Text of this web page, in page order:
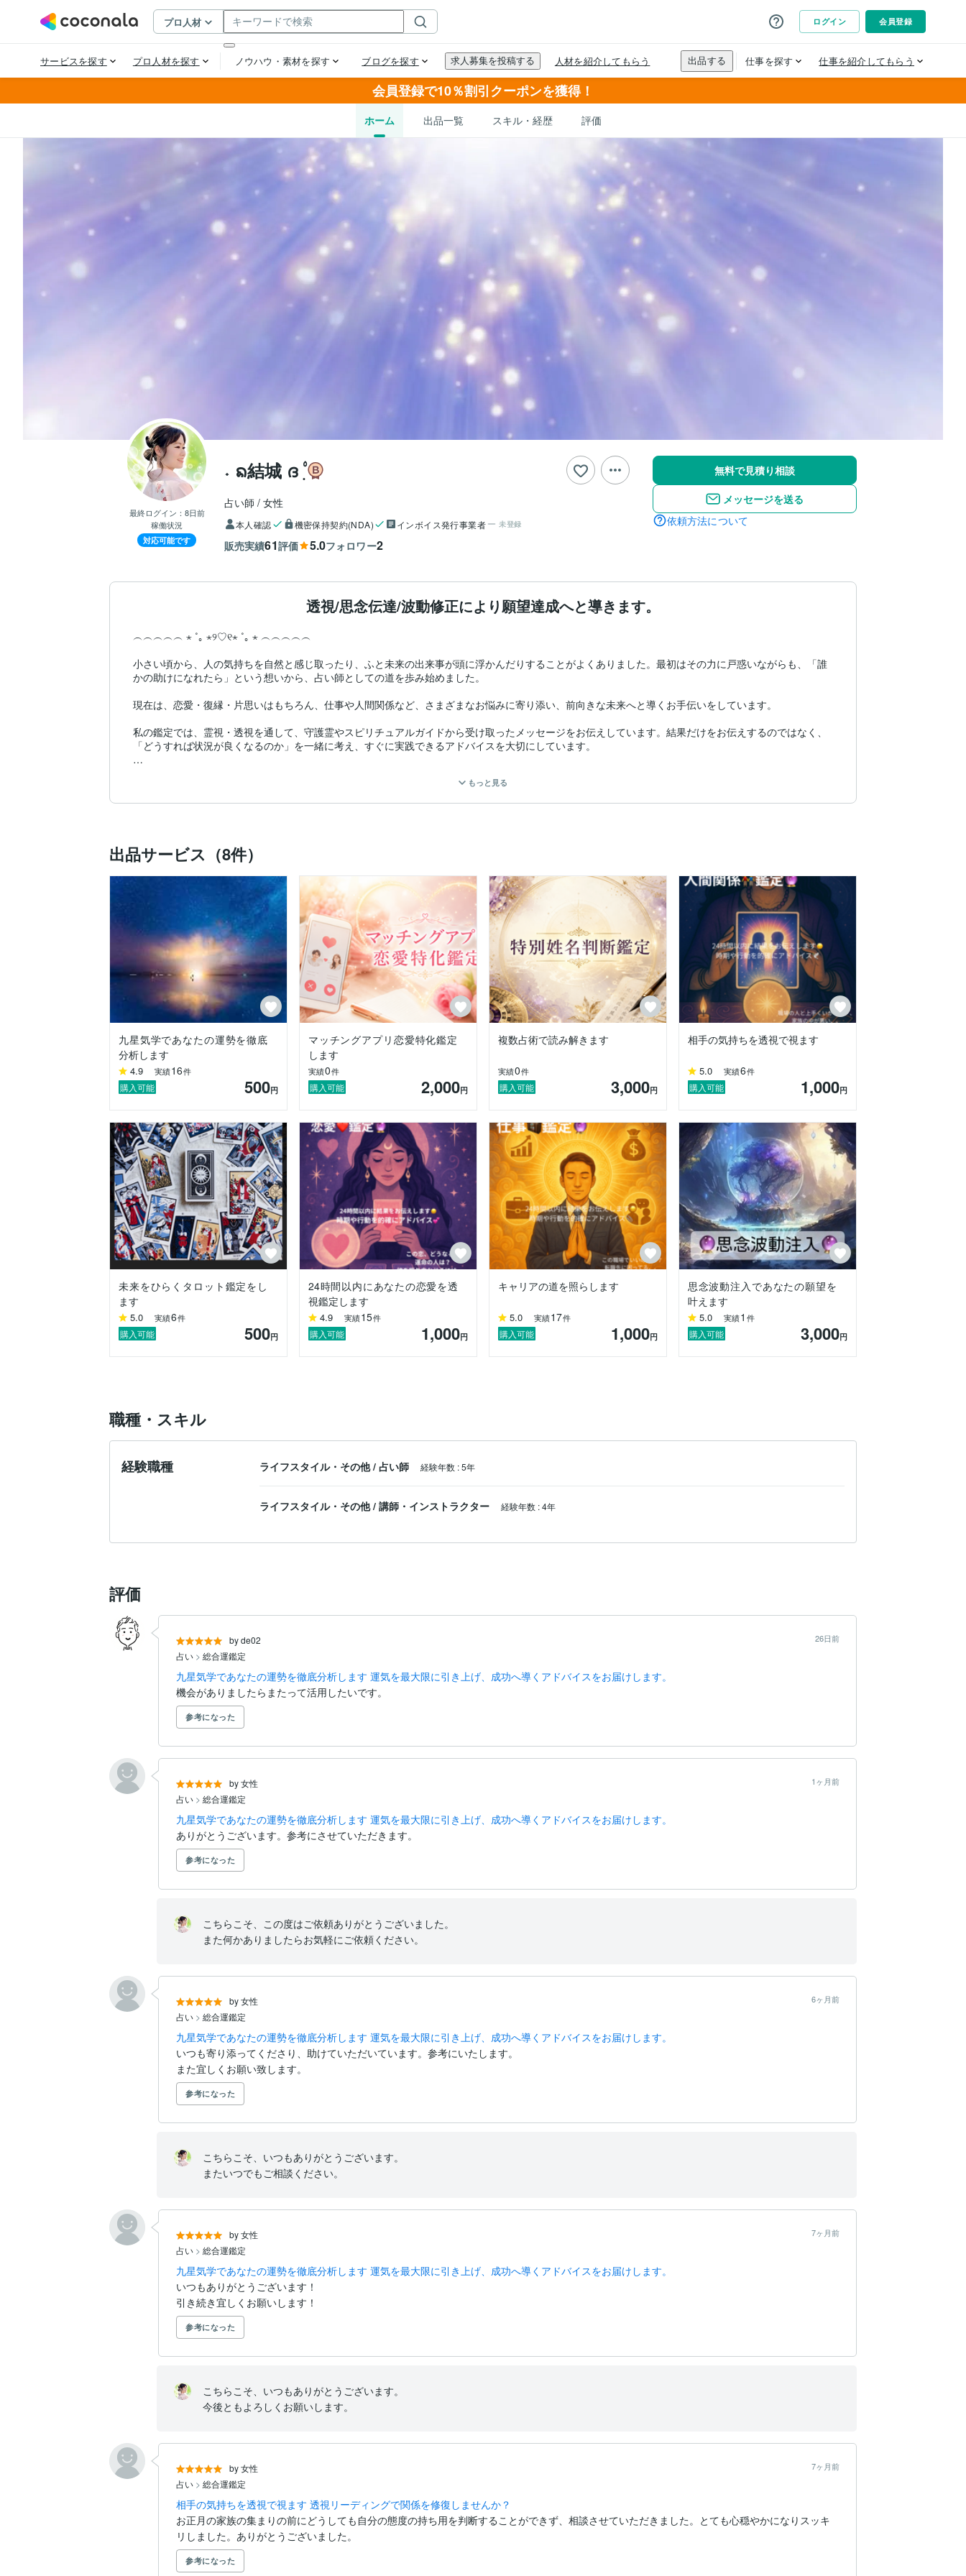
会員登録で10％割引クーポンを獲得！
ホーム 出品一覧 スキル・経歴 評価
最終ログイン： 8日前
稼働状況
対応可能です
˖ ᨦ結城 ദ ‎۟ ࣭
占い師 女性
本人確認 機密保持契約(NDA) インボイス発行事業者 未登録
販売実績61評価 5.0フォロワー2
無料で見積り相談
メッセージを送る
依頼方法について
透視/思念伝達/波動修正により願望達成へと導きます。
︵︵︵︵︵ ⋆ ˚｡ ⋆୨♡୧⋆ ˚｡ ⋆ ︵︵︵︵︵
小さい頃から、人の気持ちを自然と感じ取ったり、ふと未来の出来事が頭に浮かんだりすることがよくありました。最初はその力に戸惑いながらも、「誰
かの助けになれたら」という想いから、占い師としての道を歩み始めました。
現在は、恋愛・復縁・片思いはもちろん、仕事や人間関係など、さまざまなお悩みに寄り添い、前向きな未来へと導くお手伝いをしています。
私の鑑定では、霊視・透視を通して、守護霊やスピリチュアルガイドから受け取ったメッセージをお伝えしています。結果だけをお伝えするのではなく、
「どうすれば状況が良くなるのか」を一緒に考え、すぐに実践できるアドバイスを大切にしています。
「気持ちが前向きになれた」「安心できた」といったご感想も多くいただいております。
・霊視・透視によるスピリチュアル鑑定
・思念伝達／波動修正／ヒーリング
・恋愛／片思い／復縁／結婚／離婚
・人間関係／職場の悩み／転職／家庭内の問題　など
もっと見る
出品サービス（8件）
九星気学であなたの運勢を徹底
分析します
4.9 実績16件
購入可能 500円
マッチングアプリ恋愛特化鑑定
します
実績0件
購入可能 2,000円
複数占術で読み解きます
実績0件
購入可能 3,000円
相手の気持ちを透視で視ます
5.0 実績6件
購入可能 1,000円
未来をひらくタロット鑑定をし
ます
5.0 実績6件
購入可能 500円
24時間以内にあなたの恋愛を透
視鑑定します
4.9 実績15件
購入可能 1,000円
キャリアの道を照らします
5.0 実績17件
購入可能 1,000円
思念波動注入であなたの願望を
叶えます
5.0 実績1 件
購入可能 3,000円
職種・スキル
経験職種 ライフスタイル・その他 / 占い師 経験年数 :5年
ライフスタイル・その他 / 講師・インストラクター 経験年数 :4年
評価
by de02 26日前
占い > 総合運鑑定
九星気学であなたの運勢を徹底分析します 運気を最大限に引き上げ、成功へ導くアドバイスをお届けします。
機会がありましたらまたって活用したいです。
参考になった
by 女性 1ヶ月前
占い > 総合運鑑定
九星気学であなたの運勢を徹底分析します 運気を最大限に引き上げ、成功へ導くアドバイスをお届けします。
ありがとうございます。参考にさせていただきます。
参考になった
こちらこそ、この度はご依頼ありがとうございました。
また何かありましたらお気軽にご依頼ください。
by 女性 6ヶ月前
占い > 総合運鑑定
九星気学であなたの運勢を徹底分析します 運気を最大限に引き上げ、成功へ導くアドバイスをお届けします。
いつも寄り添ってくださり、助けていただいています。参考にいたします。
また宜しくお願い致します。
参考になった
こちらこそ、いつもありがとうございます。
またいつでもご相談ください。
by 女性 7ヶ月前
占い > 総合運鑑定
九星気学であなたの運勢を徹底分析します 運気を最大限に引き上げ、成功へ導くアドバイスをお届けします。
いつもありがとうございます！
引き続き宜しくお願いします！
参考になった
こちらこそ、いつもありがとうございます。
今後ともよろしくお願いします。
by 女性 7ヶ月前
占い > 総合運鑑定
相手の気持ちを透視で視ます 透視リーディングで関係を修復しませんか？
お正月の家族の集まりの前にどうしても自分の態度の持ち用を判断することができず、相談させていただきました。とても心穏やかになりスッキ
リしました。ありがとうございました。
参考になった